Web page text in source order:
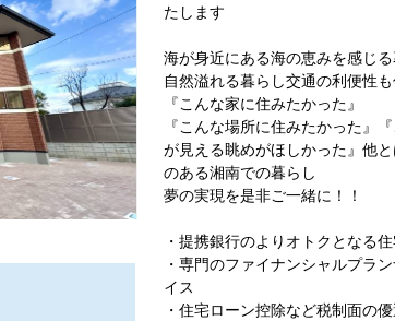
たします
海が身近にある海の恵みを感じ
自然溢れる暮らし交通の利便性
『こんな家に住みたかった』
『こんな場所に住みたかった』
が見える眺めがほしかった』他
のある湘南での暮らし
夢の実現を是非ご一緒に！！
・提携銀行のよりオトクとなる
・専門のファイナンシャルプラ
イス
・住宅ローン控除など税制面の